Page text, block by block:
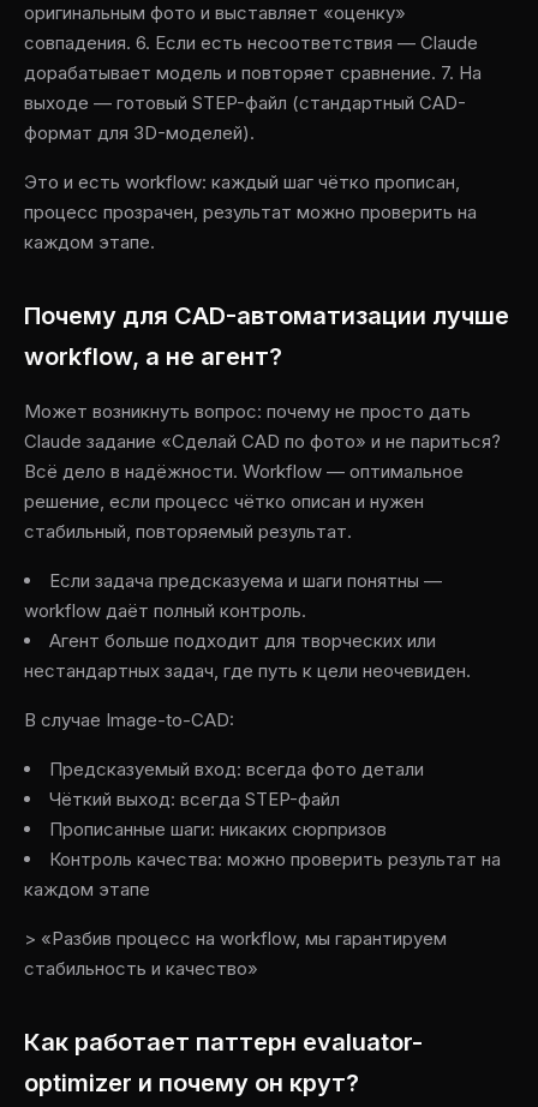
оригинальным фото и выставляет «оценку»
совпадения. 6. Если есть несоответствия — Claude
дорабатывает модель и повторяет сравнение. 7. На
выходе — готовый STEP-файл (стандартный CAD-
формат для 3D-моделей).
Это и есть workflow: каждый шаг чётко прописан,
процесс прозрачен, результат можно проверить на
каждом этапе.
Почему для CAD-автоматизации лучше
workflow, а не агент?
Может возникнуть вопрос: почему не просто дать
Claude задание «Сделай CAD по фото» и не париться?
Всё дело в надёжности. Workflow — оптимальное
решение, если процесс чётко описан и нужен
стабильный, повторяемый результат.
Если задача предсказуема и шаги понятны —
workflow даёт полный контроль.
Агент больше подходит для творческих или
нестандартных задач, где путь к цели неочевиден.
В случае Image-to-CAD:
Предсказуемый вход: всегда фото детали
Чёткий выход: всегда STEP-файл
Прописанные шаги: никаких сюрпризов
Контроль качества: можно проверить результат на
каждом этапе
> «Разбив процесс на workflow, мы гарантируем
стабильность и качество»
Как работает паттерн evaluator-
optimizer и почему он крут?